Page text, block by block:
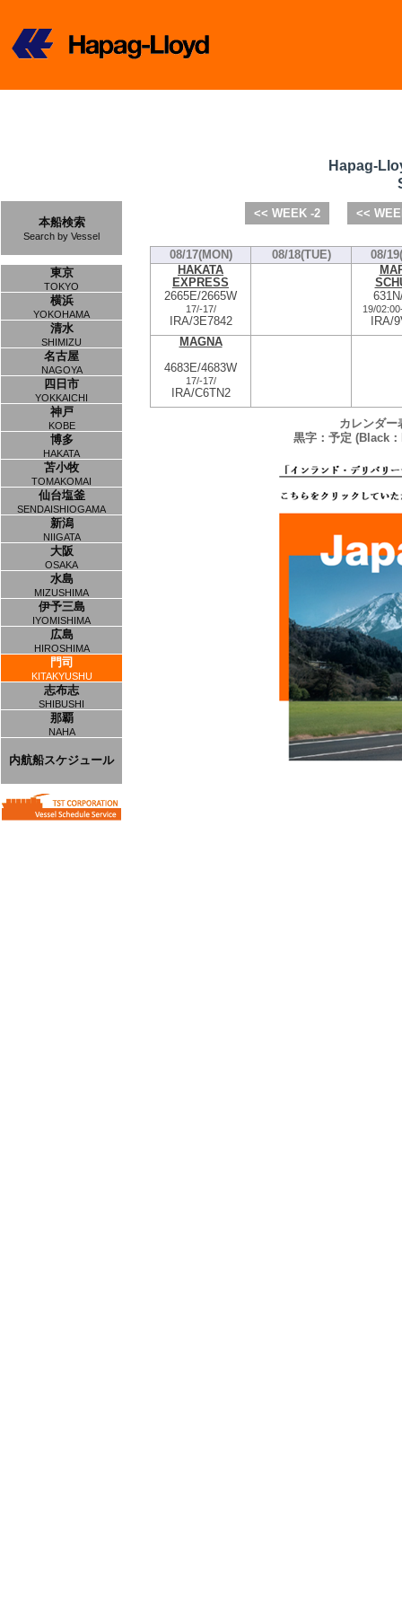
本船検索
Search by Vessel
東京
TOKYO
横浜
YOKOHAMA
清水
SHIMIZU
名古屋
NAGOYA
四日市
YOKKAICHI
神戸
KOBE
博多
HAKATA
苫小牧
TOMAKOMAI
仙台塩釜
SENDAISHIOGAMA
新潟
NIIGATA
大阪
OSAKA
水島
MIZUSHIMA
伊予三島
IYOMISHIMA
広島
HIROSHIMA
門司
KITAKYUSHU
志布志
SHIBUSHI
那覇
NAHA
内航船スケジュール
Hapag-
<< WEEK -2 <<
08/17(MON) 08/18(TUE)
08/
HAKATA
EXPRESS
2665E/2665W
17/-17/
IRA/3E7842
19/02:00
IRA/
MAGNA
4683E/4683W
17/-17/
IRA/C6TN2
カレンダー
黒字：予定 (Black